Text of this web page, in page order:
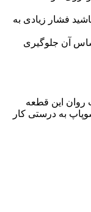
فشار زیادی به
آن جلوگیری
این قطعه
به درستی کار